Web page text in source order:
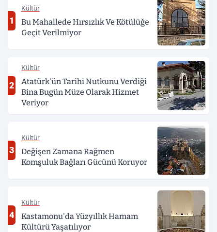
1
Kültür
Bu Mahallede Hırsızlık Ve Kötülüğe
Geçit Verilmiyor
2
Kültür
Atatürk'ün Tarihi Nutkunu Verdiği
Bina Bugün Müze Olarak Hizmet
Veriyor
3
Kültür
Değişen Zamana Rağmen
Komşuluk Bağları Gücünü Koruyor
4
Kültür
Kastamonu'da Yüzyıllık Hamam
Kültürü Yaşatılıyor